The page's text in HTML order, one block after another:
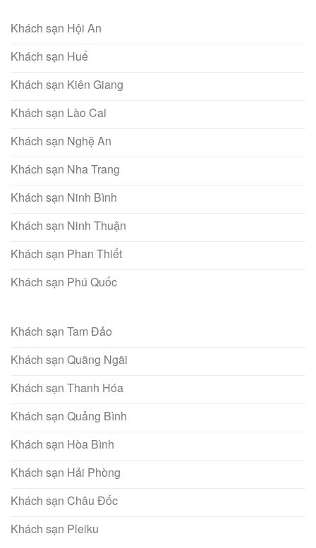
Khách sạn Hội An
Khách sạn Huế
Khách sạn Kiên Giang
Khách sạn Lào Cai
Khách sạn Nghệ An
Khách sạn Nha Trang
Khách sạn Ninh Bình
Khách sạn Ninh Thuận
Khách sạn Phan Thiết
Khách sạn Phú Quốc
Khách sạn Tam Đảo
Khách sạn Quãng Ngãi
Khách sạn Thanh Hóa
Khách sạn Quảng Bình
Khách sạn Hòa Bình
Khách sạn Hải Phòng
Khách sạn Châu Đốc
Khách sạn Pleiku